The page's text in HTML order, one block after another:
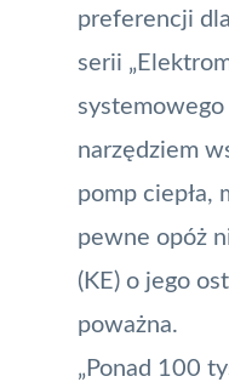
preferencji
serii „
narzędziem
pomp ciepła,
pewne opóż
(KE) o jego
poważna.
„Ponad 100